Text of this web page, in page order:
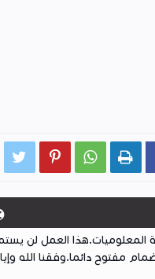
   
العمل لن
مفتوح دائما.وفقنا الله